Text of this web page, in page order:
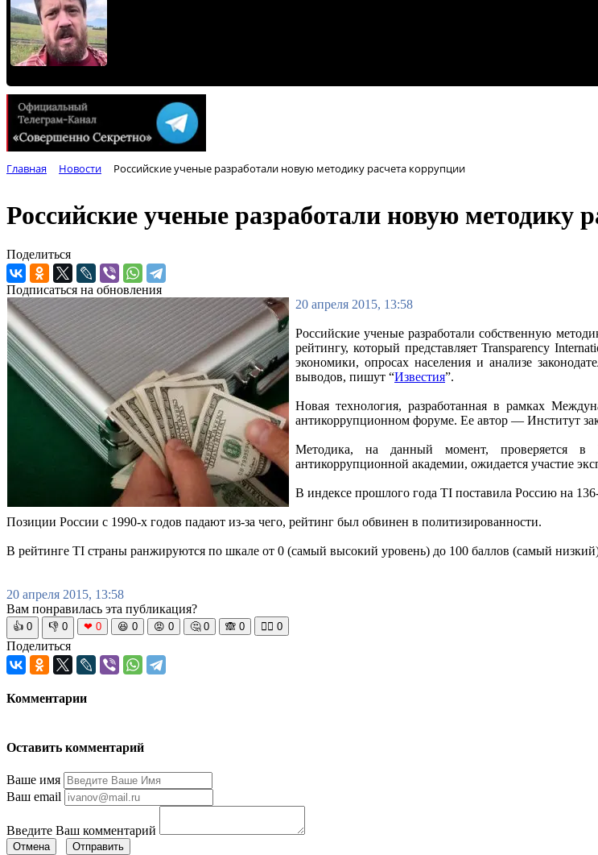
Главная Новости Российские ученые разработали новую методику расчета коррупции
Российские ученые разработали новую методику
Поделиться
Подписаться на обновления
20 апреля 2015, 13:58
Российские ученые разработали собственную
рейтингу, который представляет Transparency
экономики, опросах населения и анализе
выводов, пишут “Известия”.
Новая технология, разработанная в рамках
антикоррупционном форуме. Ее автор — Институт
Методика, на данный момент, проверяется в
антикоррупционной академии, ожидается участие
В индексе прошлого года TI поставила Россию на
Позиции России с 1990-х годов падают из-за чего, рейтинг был обвинен в политизированности.
В рейтинге TI страны ранжируются по шкале от 0 (самый высокий уровень) до 100 баллов (самый
20 апреля 2015, 13:58
Вам понравилась эта публикация?
👍 0 👎 0 ❤ 0 😆 0 😡 0 🤔 0 🙈 0 🧘‍♀️ 0
Поделиться
Комментарии
Оставить комментарий
Ваше имя
Ваш email
Введите Ваш комментарий
Отмена Отправить